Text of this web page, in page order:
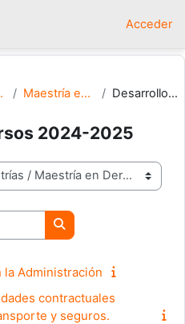
Acceder
Maestría en Derecho Contractual 2024 Desarrollo de los cursos 2024-2025
2024-2025
Buscar cursos
la Administración
contractuales
y seguros.